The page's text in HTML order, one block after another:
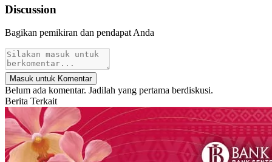
Discussion
Bagikan pemikiran dan pendapat Anda
Masuk untuk Komentar
Belum ada komentar. Jadilah yang pertama berdiskusi.
Berita Terkait